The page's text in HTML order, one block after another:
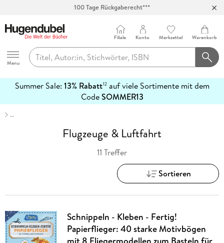
100 Tage Rückgaberecht***
Hugendubel
Menu
Filiale Konto Merkzettel Warenkorb
Summer Sale: 13% Rabatt12auf viele Sortimente mit dem
CodeSOMMER13
erfahren
…
Flugzeuge & Luftfahrt
11 Treffer
Sortieren
Schnippeln - Kleben - Fertig!
Papierflieger: 40 starke Motivbögen